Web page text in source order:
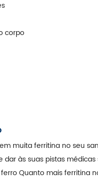
corpo
muita ferritina no seu
dar às suas pistas médicas
Quanto mais ferritina